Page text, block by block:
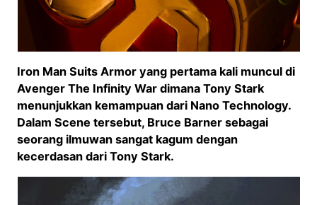
Iron Man Suits Armor yang pertama kali muncul di
Avenger The Infinity War dimana Tony Stark
menunjukkan kemampuan dari Nano Technology.
Dalam Scene tersebut, Bruce Barner sebagai
seorang ilmuwan sangat kagum dengan
kecerdasan dari Tony Stark.